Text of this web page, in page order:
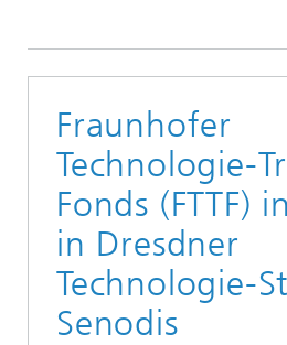
Fraunhofer
Technologie-
Fonds (FTTF)
in Dresdner
Technologie-
Senodis